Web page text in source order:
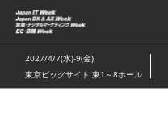
ス
キ
ッ
し
2027/4/7(水)-9(金)
東京ビッグサイト 東1～8ホール